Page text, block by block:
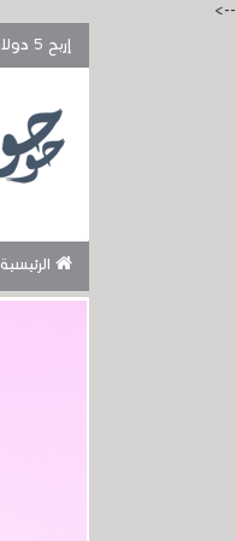
-->
إربح 5 دولار
الرئيسية